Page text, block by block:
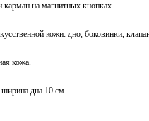
карман на магнитных кнопках.
кожи: дно, боковинки,
кожа.
дна 10 см.